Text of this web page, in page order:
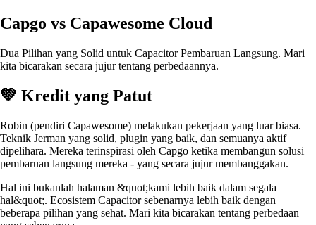
Capgo vs Capawesome Cloud
Dua Pilihan yang Solid untuk Capacitor Pembaruan Langsung. Mari
kita bicarakan secara jujur tentang perbedaannya.
💚 Kredit yang Patut
Robin (pendiri Capawesome) melakukan pekerjaan yang luar biasa.
Teknik Jerman yang solid, plugin yang baik, dan semuanya aktif
dipelihara. Mereka terinspirasi oleh Capgo ketika membangun solusi
pembaruan langsung mereka - yang secara jujur membanggakan.
Hal ini bukanlah halaman &quot;kami lebih baik dalam segala
hal&quot;. Ecosistem Capacitor sebenarnya lebih baik dengan
beberapa pilihan yang sehat. Mari kita bicarakan tentang perbedaan